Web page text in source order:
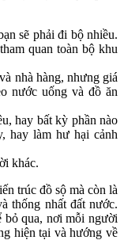
sẽ phải đi bộ nhiều.
quan toàn bộ khu
nhà hàng, nhưng giá
nước uống và đồ ăn
hay bất kỳ phần nào
hay làm hư hại cảnh
khác.
trúc đồ sộ mà còn là
thống nhất đất nước.
bỏ qua, nơi mỗi người
hiện tại và hướng về